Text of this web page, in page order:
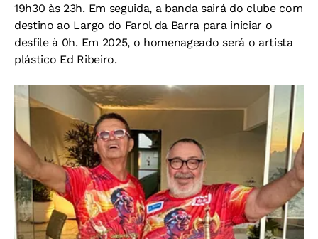
19h30 às 23h. Em seguida, a banda sairá do clube com
destino ao Largo do Farol da Barra para iniciar o
desfile à 0h. Em 2025, o homenageado será o artista
plástico Ed Ribeiro.